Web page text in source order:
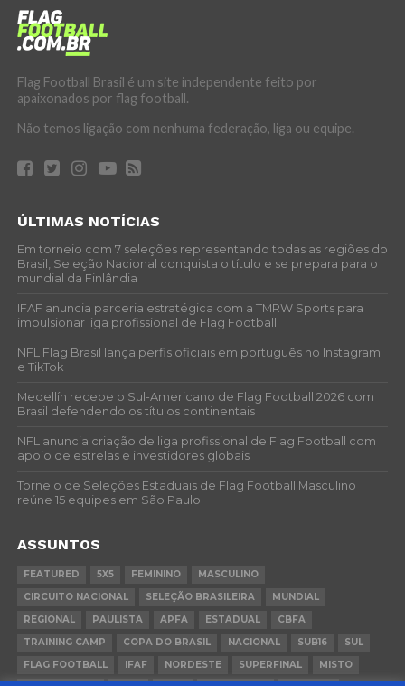
Flag Football Brasil é um site independente feito por
apaixonados por flag football.
Não temos ligação com nenhuma federação, liga ou equipe.
ÚLTIMAS NOTÍCIAS
Em torneio com 7 seleções representando todas as regiões do
Brasil, Seleção Nacional conquista o título e se prepara para o
mundial da Finlândia
IFAF anuncia parceria estratégica com a TMRW Sports para
impulsionar liga profissional de Flag Football
NFL Flag Brasil lança perfis oficiais em português no Instagram
e TikTok
Medellín recebe o Sul-Americano de Flag Football 2026 com
Brasil defendendo os títulos continentais
NFL anuncia criação de liga profissional de Flag Football com
apoio de estrelas e investidores globais
Torneio de Seleções Estaduais de Flag Football Masculino
reúne 15 equipes em São Paulo
ASSUNTOS
FEATURED 5X5 FEMININO
MASCULINO
CIRCUITO NACIONAL
SELEÇÃO BRASILEIRA
MUNDIAL
REGIONAL
PAULISTA APFA ESTADUAL
CBFA
TRAINING CAMP
COPA DO BRASIL NACIONAL SUB16
SUL
FLAG FOOTBALL
IFAF NORDESTE SUPERFINAL
MISTO